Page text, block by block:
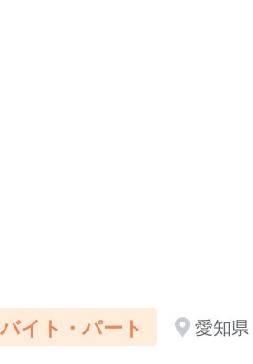
イト・パート 愛知